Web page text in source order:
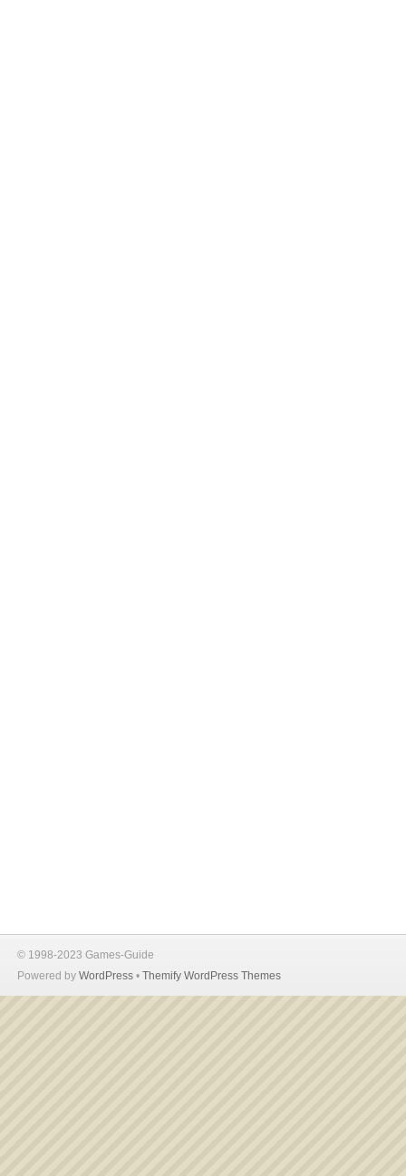
© 1998-2023 Games-Guide
Powered by WordPress • Themify WordPress Themes